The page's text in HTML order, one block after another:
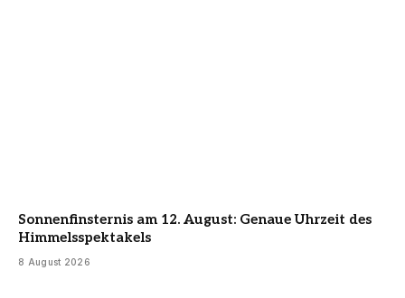
Sonnenfinsternis am 12. August: Genaue Uhrzeit des
Himmelsspektakels
8 August 2026